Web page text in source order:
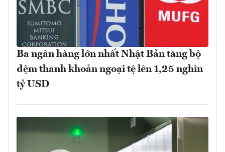
Ba ngân hàng lớn nhất Nhật Bản tăng bộ
đệm thanh khoản ngoại tệ lên 1,25 nghìn
tỷ USD